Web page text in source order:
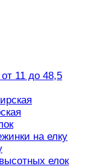
11 до 48,5
на елку
елок